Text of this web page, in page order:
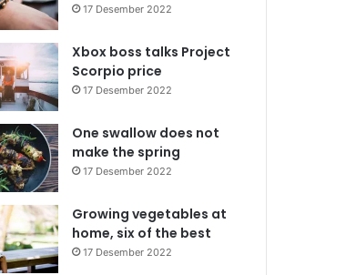
17 Desember 2022
Xbox boss talks Project
Scorpio price
17 Desember 2022
One swallow does not
make the spring
17 Desember 2022
Growing vegetables at
home, six of the best
17 Desember 2022